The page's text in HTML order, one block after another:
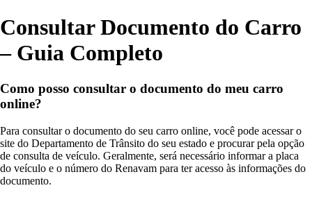
Consultar Documento do Carro
– Guia Completo
Como posso consultar o documento do meu carro
online?
Para consultar o documento do seu carro online, você pode acessar o
site do Departamento de Trânsito do seu estado e procurar pela opção
de consulta de veículo. Geralmente, será necessário informar a placa
do veículo e o número do Renavam para ter acesso às informações do
documento.